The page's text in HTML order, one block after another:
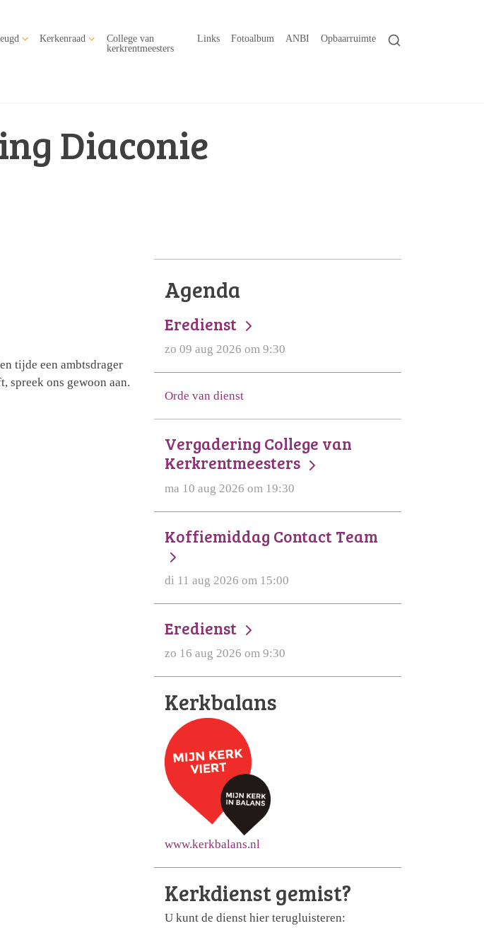
Kerkenraad
College van
kerkrentmeesters
Links Fotoalbum ANBI Opbaarruimte
Diaconie
tijde een ambtsdrager
spreek ons gewoon aan.
Agenda
Eredienst
zo 09 aug 2026 om 9:30
Orde van dienst
Vergadering College van
Kerkrentmeesters
ma 10 aug 2026 om 19:30
Koffiemiddag Contact Team
di 11 aug 2026 om 15:00
Eredienst
zo 16 aug 2026 om 9:30
Kerkbalans
www.kerkbalans.nl
Kerkdienst gemist?
U kunt de dienst hier terugluisteren: